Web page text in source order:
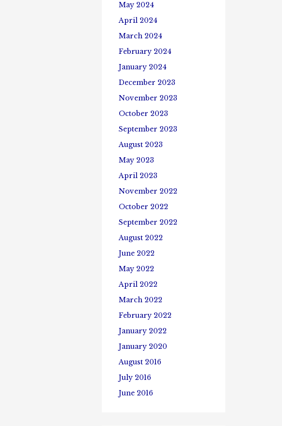
May 2024
April 2024
March 2024
February 2024
January 2024
December 2023
November 2023
October 2023
September 2023
August 2023
May 2023
April 2023
November 2022
October 2022
September 2022
August 2022
June 2022
May 2022
April 2022
March 2022
February 2022
January 2022
January 2020
August 2016
July 2016
June 2016